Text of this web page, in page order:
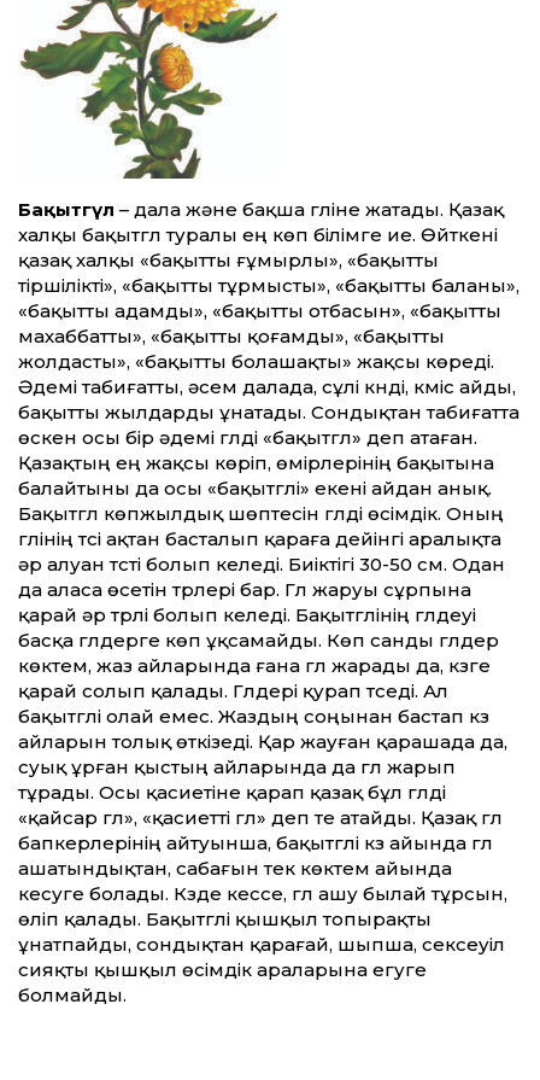
Бақытгүл – дала және бақша гүліне жатады. Қазақ
халқы бақытгүл туралы ең көп білімге ие. Өйткені
қазақ халқы «бақытты ғұмырлы», «бақытты
тіршілікті», «бақытты тұрмысты», «бақытты баланы»,
«бақытты адамды», «бақытты отбасын», «бақытты
махаббатты», «бақытты қоғамды», «бақытты
жолдасты», «бақытты болашақты» жақсы көреді.
Әдемі табиғатты, әсем далада, сұлі күнді, күміс айды,
бақытты жылдарды ұнатады. Сондықтан табиғатта
өскен осы бір әдемі гүлді «бақытгүл» деп атаған.
Қазақтың ең жақсы көріп, өмірлерінің бақытына
балайтыны да осы «бақытгүлі» екені айдан анық.
Бақытгүл көпжылдық шөптесін гүлді өсімдік. Оның
гүлінің түсі ақтан басталып қараға дейінгі аралықта
әр алуан түсті болып келеді. Биіктігі 30-50 см. Одан
да аласа өсетін түрлері бар. Гүл жаруы сұрпына
қарай әр түрлі болып келеді. Бақытгүлінің гүлдеуі
басқа гүлдерге көп ұқсамайды. Көп санды гүлдер
көктем, жаз айларында ғана гүл жарады да, күзге
қарай солып қалады. Гүлдері қурап түседі. Ал
бақытгүлі олай емес. Жаздың соңынан бастап күз
айларын толық өткізеді. Қар жауған қарашада да,
суық ұрған қыстың айларында да гүл жарып
тұрады. Осы қасиетіне қарап қазақ бұл гүлді
«қайсар гүл», «қасиетті гүл» деп те атайды. Қазақ гүл
бапкерлерінің айтуынша, бақытгүлі күз айында гүл
ашатындықтан, сабағын тек көктем айында
кесуге болады. Күзде кессе, гүл ашу былай тұрсын,
өліп қалады. Бақытгүлі қышқыл топырақты
ұнатпайды, сондықтан қарағай, шыпша, сексеуіл
сияқты қышқыл өсімдік араларына егуге
болмайды.